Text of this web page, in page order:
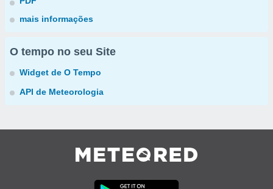
mais informações
O tempo no seu Site
Widget de O Tempo
API de Meteorologia